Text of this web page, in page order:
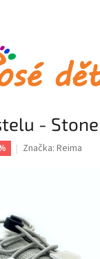
-
Značka: Reima